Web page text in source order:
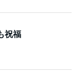
祝福